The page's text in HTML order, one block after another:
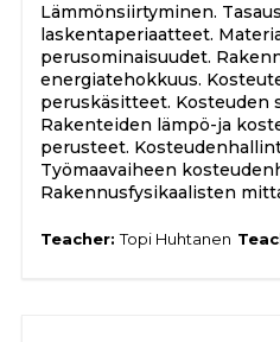
Lämmönsiirtyminen.
laskentaperiaatteet.
perusominaisuudet.
energiatehokkuus.
peruskäsitteet. Kosteuden
Rakenteiden lämpö-ja
perusteet.
Työmaavaiheen
Rakennusfysikaalisten
Teacher:Topi Huhtanen